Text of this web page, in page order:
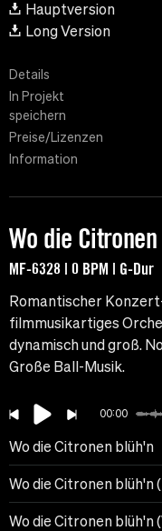
Hauptversion
Long Version
Details
In Projekt
speichern
Preise/Lizenzen
Information
Wo die
MF-6328 | 0 BPM | G-Dur
Romantischer
filmmusikartiges
dynamisch und groß.
Große Ball-Musik.
00:00
Wo die Citronen blüh'n
Wo die Citronen blüh'n
Wo die Citronen blüh'n